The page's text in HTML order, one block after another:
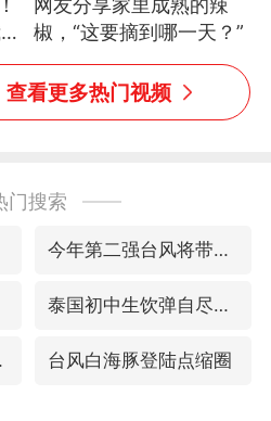
网友分享家里成熟的辣
椒，“这要摘到哪一天？”
看更多热门视频
门搜索
今年第二强台风将带来多大影响
泰国初中生饮弹自尽前开了26枪
应 台风白海豚登陆点缩圈